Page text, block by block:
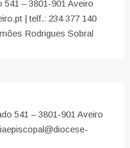
541 – 3801-901 Aveiro
| telf.: 234 377 140
Rodrigues Sobral
541 – 3801-901 Aveiro